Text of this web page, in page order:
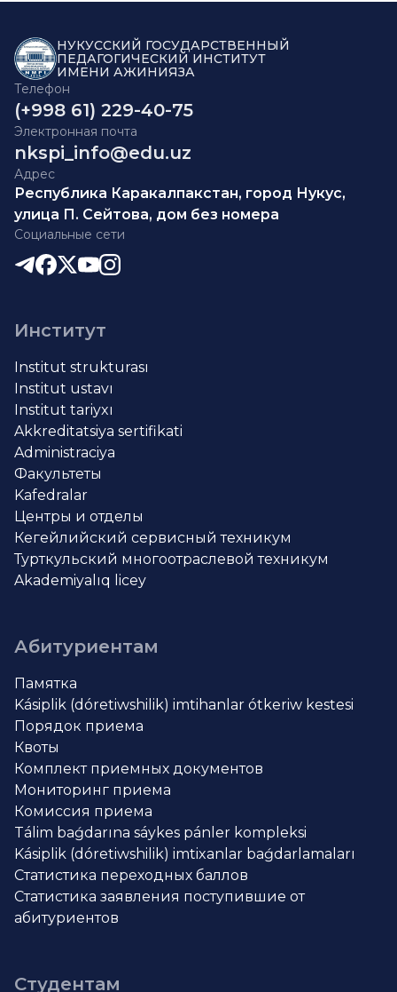
НУКУССКИЙ ГОСУДАРСТВЕННЫЙ
ПЕДАГОГИЧЕСКИЙ ИНСТИТУТ
ИМЕНИ АЖИНИЯЗА
Телефон
(+998 61) 229-40-75
Электронная почта
nkspi_info@edu.uz
Адрес
Республика Каракалпакстан, город Нукус,
улица П. Сейтова, дом без номера
Социальные сети
Институт
Institut strukturası
Institut ustavı
Institut tariyxı
Akkreditatsiya sertifikati
Administraciya
Факультеты
Kafedralar
Центры и отделы
Кегейлийский сервисный техникум
Турткульский многоотраслевой техникум
Akademiyalıq licey
Абитуриентам
Памятка
Kásiplik (dóretiwshilik) imtihanlar ótkeriw kestesi
Порядок приема
Квоты
Комплект приемных документов
Мониторинг приема
Комиссия приема
Tálim baǵdarına sáykes pánler kompleksi
Kásiplik (dóretiwshilik) imtixanlar baǵdarlamaları
Статистика переходных баллов
Статистика заявления поступившие от
абитуриентов
Студентам